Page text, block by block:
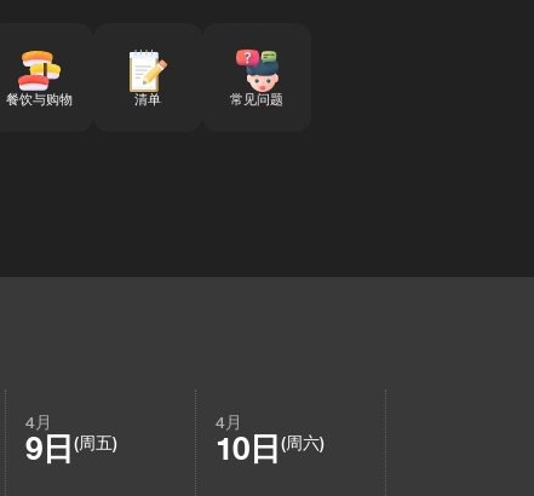
餐饮与购物 清单 常见问题
4月
9日 (周五)
4月
10日 (周六)